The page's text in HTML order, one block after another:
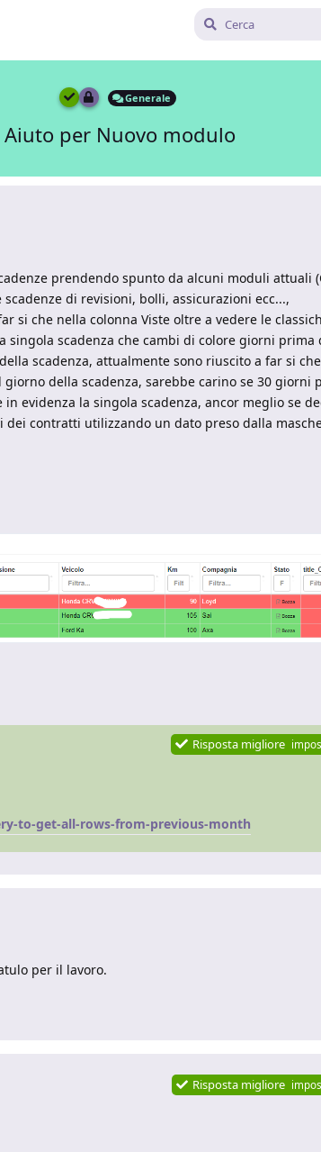
Generale
Aiuto per Nuovo modulo
prendendo spunto da alcuni moduli attuali
di revisioni, bolli, assicurazioni ecc...,
si che nella colonna Viste oltre a vedere le
scadenza che cambi di colore giorni prima
scadenza, attualmente sono riuscito a far si
della scadenza, sarebbe carino se 30 giorni
evidenza la singola scadenza, ancor meglio se
contratti utilizzando un dato preso dalla
Risposta migliore
to-get-all-rows-from-previous-month
per il lavoro.
Risposta migliore